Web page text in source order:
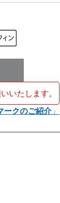
いたします。
ークのご紹介